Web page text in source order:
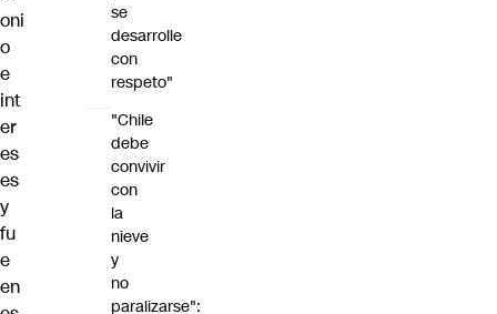
oni
o
e
int
er
es
es
y
fu
e
en
se
desarrolle
con
respeto"
"Chile
debe
convivir
con
la
nieve
y
no
paralizarse":